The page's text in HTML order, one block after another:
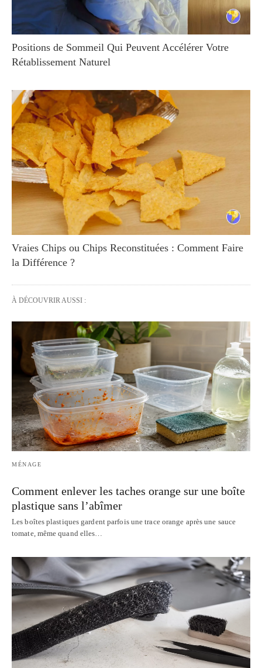
Positions de Sommeil Qui Peuvent Accélérer Votre
Rétablissement Naturel
Vraies Chips ou Chips Reconstituées : Comment Faire
la Différence ?
À DÉCOUVRIR AUSSI :
MÉNAGE
Comment enlever les taches orange sur une boîte
plastique sans l’abîmer
Les boîtes plastiques gardent parfois une trace orange après une sauce
tomate, même quand elles…